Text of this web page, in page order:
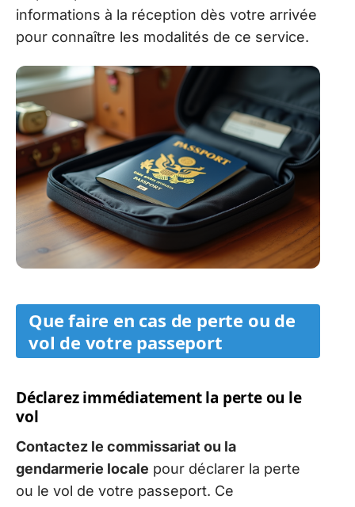
informations à la réception dès votre arrivée
pour connaître les modalités de ce service.
Que faire en cas de perte ou de
vol de votre passeport
Déclarez immédiatement la perte ou le
vol
Contactez le commissariat ou la
gendarmerie locale pour déclarer la perte
ou le vol de votre passeport. Ce